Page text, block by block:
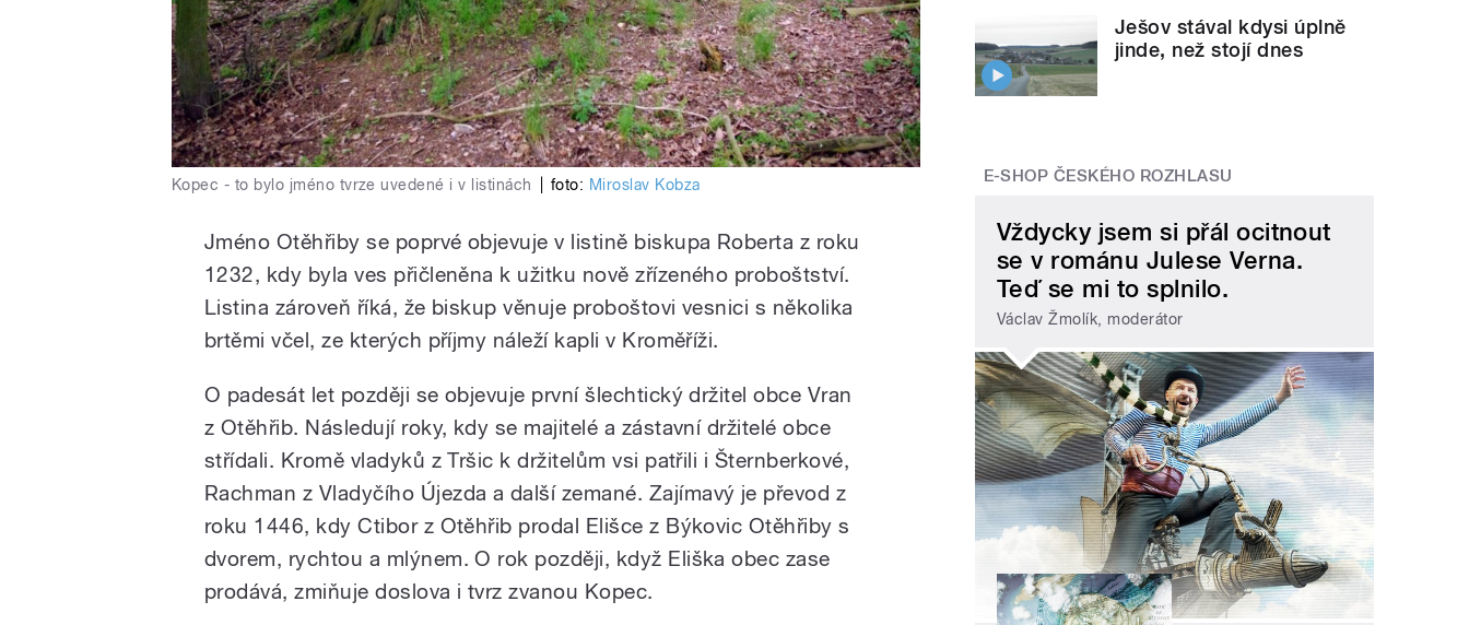
Kopec - to bylo jméno tvrze uvedené i v listinách foto: Miroslav Kobza
Jméno Otěhřiby se poprvé objevuje v listině biskupa Roberta z roku
1232, kdy byla ves přičleněna k užitku nově zřízeného proboštství.
Listina zároveň říká, že biskup věnuje proboštovi vesnici s několika
brtěmi včel, ze kterých příjmy náleží kapli v Kroměříži.
O padesát let později se objevuje první šlechtický držitel obce Vran
z Otěhřib. Následují roky, kdy se majitelé a zástavní držitelé obce
střídali. Kromě vladyků z Tršic k držitelům vsi patřili i Šternberkové,
Rachman z Vladyčího Újezda a další zemané. Zajímavý je převod z
roku 1446, kdy Ctibor z Otěhřib prodal Elišce z Býkovic Otěhřiby s
dvorem, rychtou a mlýnem. O rok později, když Eliška obec zase
prodává, zmiňuje doslova i tvrz zvanou Kopec.
Ješov stával kdysi úplně
jinde, než stojí dnes
E-SHOP ČESKÉHO ROZHLASU
Vždycky jsem si přál ocitnout
se v románu Julese Verna.
Teď se mi to splnilo.
Václav Žmolík, moderátor